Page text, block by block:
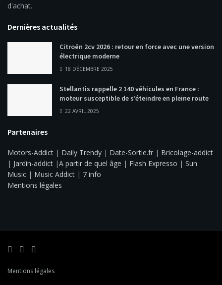
d'achat.
Dernières actualités
Citroën 2cv 2026 : retour en force avec une version
électrique moderne
18 DÉCEMBRE 2025
Stellantis rappelle 2 140 véhicules en France :
moteur susceptible de s’éteindre en pleine route
22 AVRIL 2025
Partenaires
Motors-Addict | Daily Trendy | Date-Sortie.fr | Bricolage-addict
| Jardin-addict |A partir de quel âge | Flash Expresso | Sun
Music | Music Addict | 7 info
Mentions légales
Mentions légales